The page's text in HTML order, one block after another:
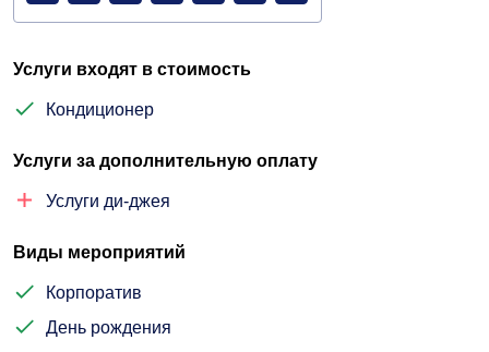
Услуги входят в стоимость
Кондиционер
Услуги за дополнительную оплату
Услуги ди-джея
Виды мероприятий
Корпоратив
День рождения